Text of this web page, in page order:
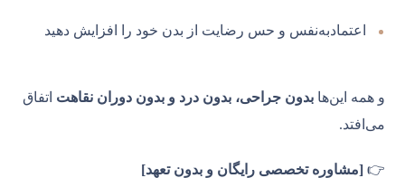
اعتمادبه‌نفس و حس رضایت از بدن خود را افزایش دهید
و همه این‌هابدون جراحی، بدون درد و بدون دوران نقاهت اتفاق
می‌افتد.
👉[مشاوره تخصصی رایگان و بدون تعهد]